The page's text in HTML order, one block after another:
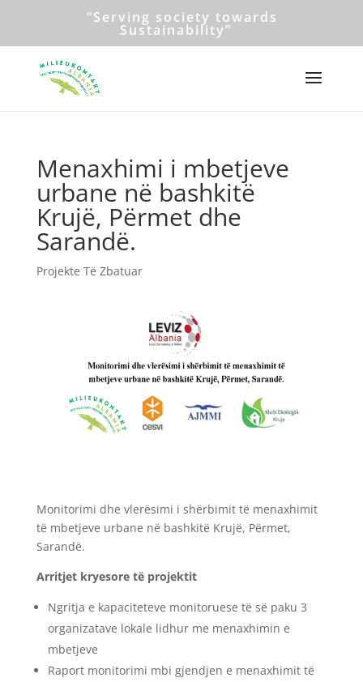
“Serving society towards
Sustainability”
Menaxhimi i mbetjeve
urbane në bashkitë
Krujë, Përmet dhe
Sarandë.
Projekte Të Zbatuar
Monitorimi dhe vlerësimi i shërbimit të menaxhimit
të mbetjeve urbane në bashkitë Krujë, Përmet,
Sarandë.
Arritjet kryesore të projektit
Ngritja e kapaciteteve monitoruese të së paku 3
organizatave lokale lidhur me menaxhimin e
mbetjeve
Raport monitorimi mbi gjendjen e menaxhimit të